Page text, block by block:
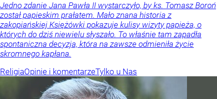
Jedno zdanie Jana Pawła II wystarczyło, by ks. Tomasz Boroń
został papieskim prałatem. Mało znana historia z
zakopiańskiej Księżówki pokazuje kulisy wizyty papieża, o
których do dziś niewielu słyszało. To właśnie tam zapadła
spontaniczna decyzja, która na zawsze odmieniła życie
skromnego kapłana.
ReligiaOpinie i komentarzeTylko u Nas